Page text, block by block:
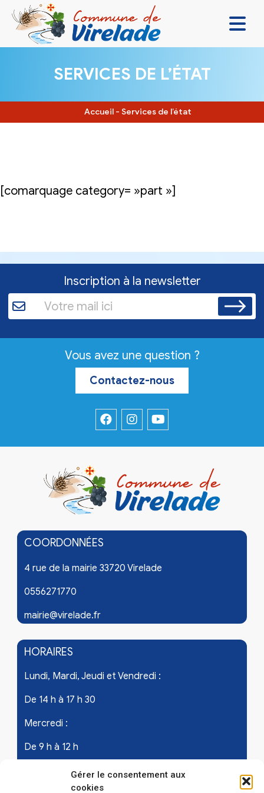
Gérer le consentement aux
cookies
VIVRE ENSEMBLE
SE DIVERTIR
SERVICES DE L’ÉTAT
Accueil - Services de l’état
[comarquage category= »part »]
Inscription à la newsletter
Vous avez une question ?
Contactez-nous
COORDONNÉES
4 rue de la mairie 33720 Virelade
0556271770
mairie@virelade.fr
HORAIRES
Lundi, Mardi, Jeudi et Vendredi :
De 14 h à 17 h 30
Mercredi :
De 9 h à 12 h
Samedi - les 1er et 3ème de chaque mois :